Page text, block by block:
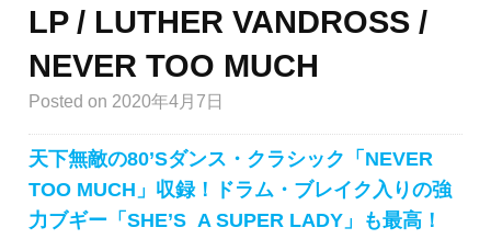
LP / LUTHER VANDROSS /
NEVER TOO MUCH
Posted on 2020年4月7日
天下無敵の80’Sダンス・クラシック「NEVER
TOO MUCH」収録！ドラム・ブレイク入りの強
力ブギー「SHE’S A SUPER LADY」も最高！